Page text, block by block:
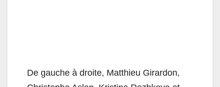
De gauche à droite, Matthieu Girardon,